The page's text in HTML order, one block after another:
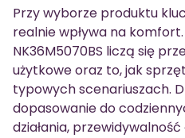
Przy wyborze produktu
realnie wpływa na
NK36M5070BS liczą się
użytkowe oraz to, jak
typowych scenariuszach.
dopasowanie do
działania,